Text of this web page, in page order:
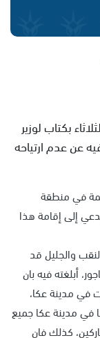
بكتاب لوزير
عن عدم ارتياحه
في منطقة
إلى إقامة هذا
والجليل قد
ساجور، أبلغته فيه بان
في مدينة عكا،
في مدينة عكا جميع
كذلك فان